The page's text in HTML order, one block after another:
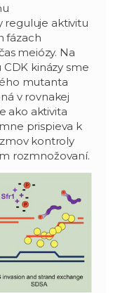
reguluje aktivitu
fázach
meiózy. Na
kinázy sme
mutanta
v rovnakej
ako aktivita
prispieva k
kontroly
rozmnožovaní.